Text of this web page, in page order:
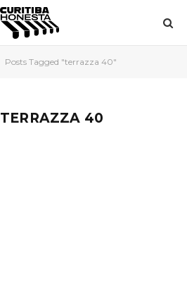
Posts Tagged "terrazza 40"
TERRAZZA 40